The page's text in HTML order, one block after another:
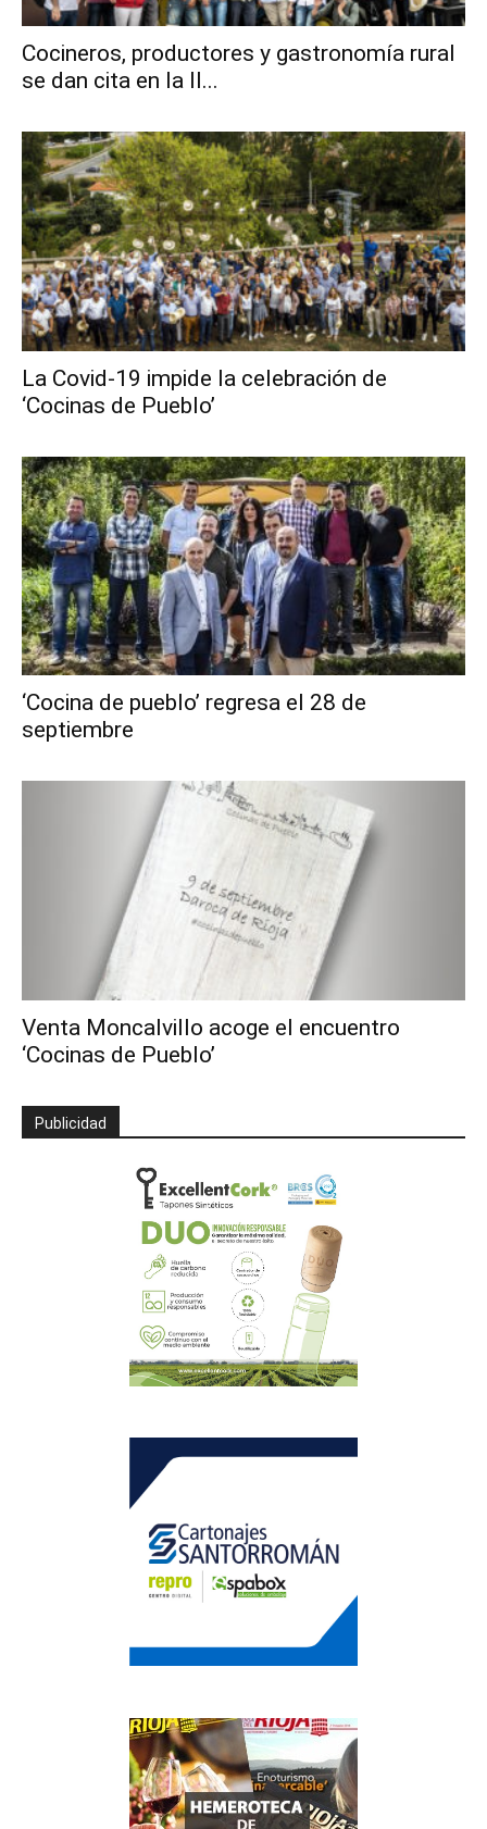
Cocineros, productores y gastronomía rural
se dan cita en la II...
La Covid-19 impide la celebración de
‘Cocinas de Pueblo’
‘Cocina de pueblo’ regresa el 28 de
septiembre
Venta Moncalvillo acoge el encuentro
‘Cocinas de Pueblo’
Publicidad